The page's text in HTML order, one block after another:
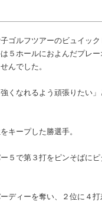
ゴルフツアーのビュイッ
５ホールにおよんだプレ
んでした。
くなれるよう頑張りたい
キープした勝選手。
５で第３打をピンそばに
ディーを奪い、２位に４打